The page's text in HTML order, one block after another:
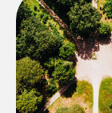
tøjvasken